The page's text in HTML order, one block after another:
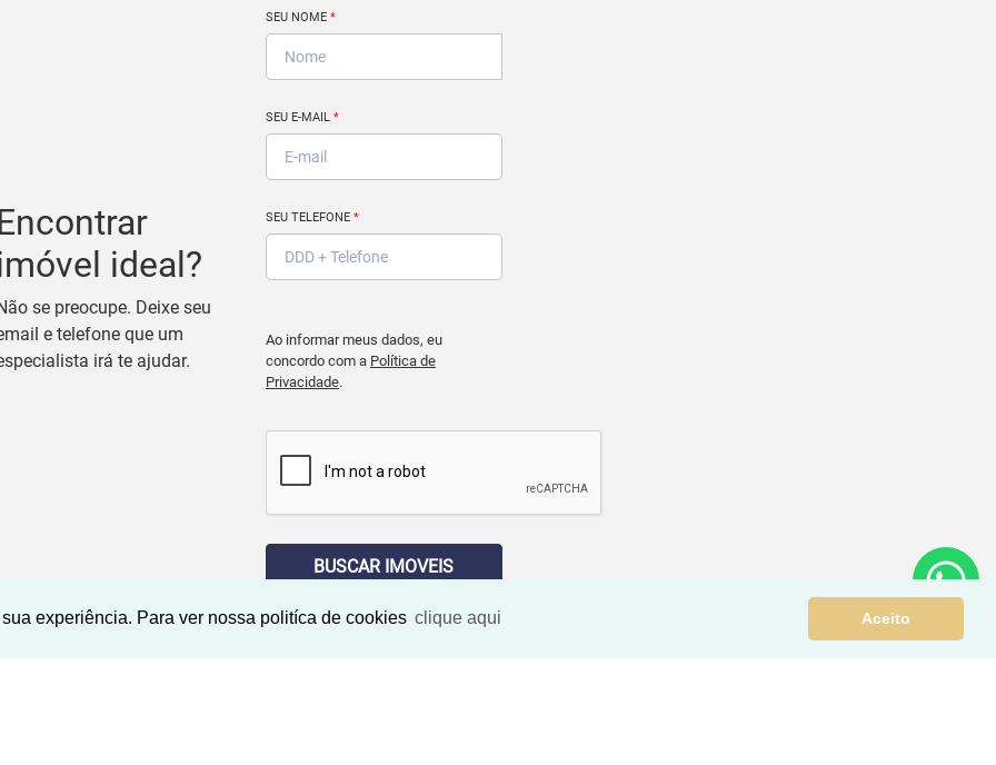
experiência. Para ver nossa politíca de cookies clique aqui Aceito
ideal?
se preocupe. Deixe seu
e telefone que um
irá te ajudar.
SEU NOME *
SEU E-MAIL *
SEU TELEFONE *
Ao informar meus dados, eu
concordo com a Política de
Privacidade.
BUSCAR IMOVEIS